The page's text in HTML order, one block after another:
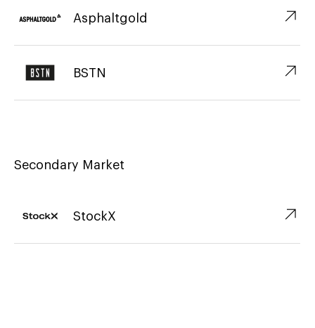
Asphaltgold ↗︎
BSTN ↗︎
Secondary Market
StockX ↗︎